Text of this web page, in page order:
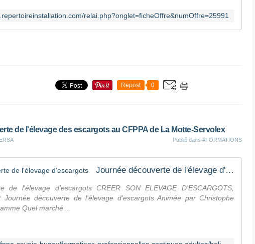
relai.php?onglet=ficheOffre&numOffre=25991
Repost 0
de l'élevage des escargots au CFPPA de La Motte-Servolex
Publié dans #FORMATIONS
Journée découverte de l'élevage d'escargots
de l'élevage d'escargots CREER SON ELEVAGE D'ESCARGOTS,
Journée découverte de l'élevage d'escargots Animée par Christophe
Quel marché ...